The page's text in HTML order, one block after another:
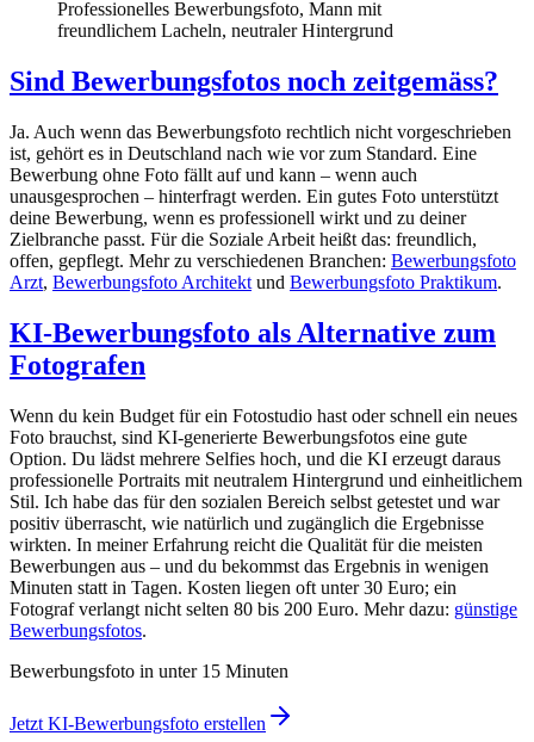
Professionelles Bewerbungsfoto, Mann mit
freundlichem Lacheln, neutraler Hintergrund
Sind Bewerbungsfotos noch zeitgemäss?
Ja. Auch wenn das Bewerbungsfoto rechtlich nicht vorgeschrieben
ist, gehört es in Deutschland nach wie vor zum Standard. Eine
Bewerbung ohne Foto fällt auf und kann – wenn auch
unausgesprochen – hinterfragt werden. Ein gutes Foto unterstützt
deine Bewerbung, wenn es professionell wirkt und zu deiner
Zielbranche passt. Für die Soziale Arbeit heißt das: freundlich,
offen, gepflegt. Mehr zu verschiedenen Branchen: Bewerbungsfoto
Arzt, Bewerbungsfoto Architekt und Bewerbungsfoto Praktikum.
KI-Bewerbungsfoto als Alternative zum
Fotografen
Wenn du kein Budget für ein Fotostudio hast oder schnell ein neues
Foto brauchst, sind KI-generierte Bewerbungsfotos eine gute
Option. Du lädst mehrere Selfies hoch, und die KI erzeugt daraus
professionelle Portraits mit neutralem Hintergrund und einheitlichem
Stil. Ich habe das für den sozialen Bereich selbst getestet und war
positiv überrascht, wie natürlich und zugänglich die Ergebnisse
wirkten. In meiner Erfahrung reicht die Qualität für die meisten
Bewerbungen aus – und du bekommst das Ergebnis in wenigen
Minuten statt in Tagen. Kosten liegen oft unter 30 Euro; ein
Fotograf verlangt nicht selten 80 bis 200 Euro. Mehr dazu: günstige
Bewerbungsfotos.
Bewerbungsfoto in unter 15 Minuten
Jetzt KI-Bewerbungsfoto erstellen